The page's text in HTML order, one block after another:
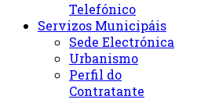
Telefónico
Servizos Municipáis
Sede Electrónica
Urbanismo
Perfil do
Contratante